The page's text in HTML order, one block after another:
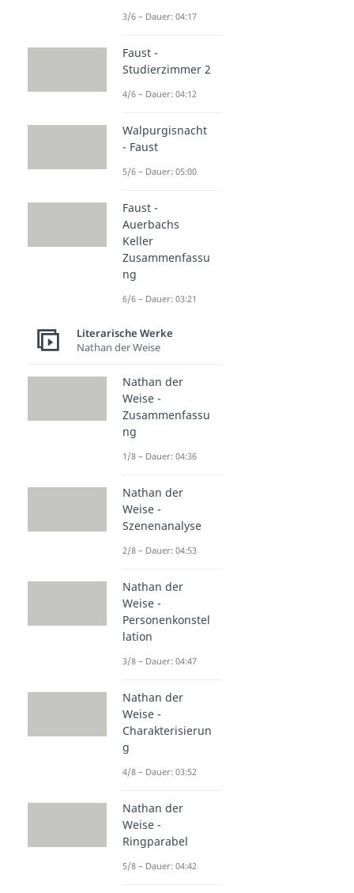
3/6 – Dauer: 04:17
Faust -
Studierzimmer 2
4/6 – Dauer: 04:12
Walpurgisnacht
- Faust
5/6 – Dauer: 05:00
Faust -
Auerbachs
Keller
Zusammenfassu
ng
6/6 – Dauer: 03:21
Literarische Werke
Nathan der Weise
Nathan der
Weise -
Zusammenfassu
ng
1/8 – Dauer: 04:36
Nathan der
Weise -
Szenenanalyse
2/8 – Dauer: 04:53
Nathan der
Weise -
Personenkonstel
lation
3/8 – Dauer: 04:47
Nathan der
Weise -
Charakterisierun
g
4/8 – Dauer: 03:52
Nathan der
Weise -
Ringparabel
5/8 – Dauer: 04:42